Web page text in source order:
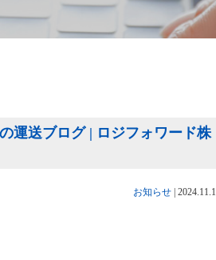
運送ブログ | ロジフォワード株
お知らせ